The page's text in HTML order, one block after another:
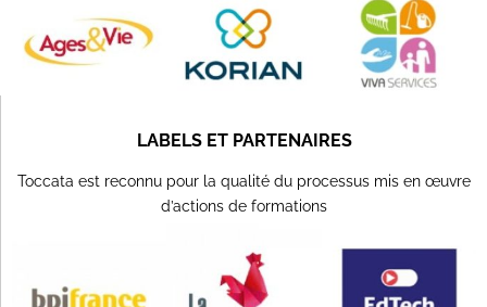
LABELS ET PARTENAIRES
Toccata est reconnu pour la qualité du processus mis en œuvre
d’actions de formations